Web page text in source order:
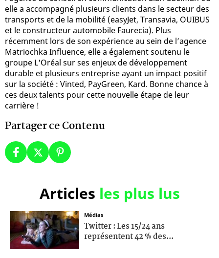
elle a accompagné plusieurs clients dans le secteur des
transports et de la mobilité (easyJet, Transavia, OUIBUS
et le constructeur automobile Faurecia). Plus
récemment lors de son expérience au sein de l’agence
Matriochka Influence, elle a également soutenu le
groupe L'Oréal sur ses enjeux de développement
durable et plusieurs entreprise ayant un impact positif
sur la société : Vinted, PayGreen, Kard. Bonne chance à
ces deux talents pour cette nouvelle étape de leur
carrière !
Partager ce Contenu
Articles les plus lus
Médias
Twitter : Les 15/24 ans
représentent 42 % des...